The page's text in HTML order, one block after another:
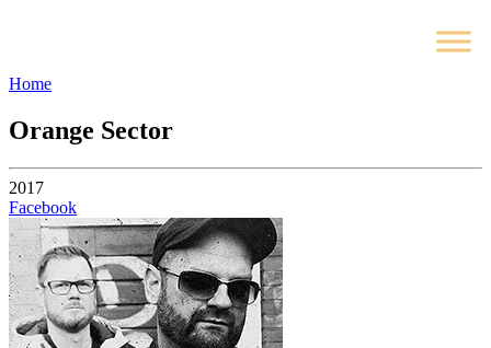
Home
Orange Sector
2017
Facebook